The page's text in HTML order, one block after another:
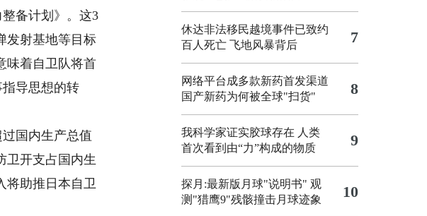
备计划》。这3
发射基地等目标
味着自卫队将首
导思想的转
国内生产总值
卫开支占国内生
将助推日本自卫
休达非法移民越境事件已致约
百人死亡 飞地风暴背后 7
网络平台成多款新药首发渠道
国产新药为何被全球"扫货"
8
我科学家证实胶球存在 人类
首次看到由“力”构成的物质
9
探月:最新版月球"说明书" 观
测"猎鹰9"残骸撞击月球迹象
10